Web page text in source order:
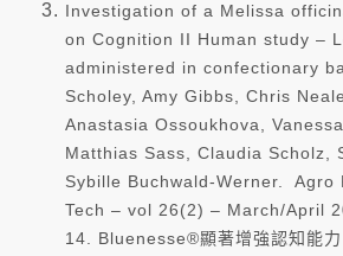
Investigation of a Melissa
on Cognition II Human study –
administered in confectionary
Scholey, Amy Gibbs, Chris
Anastasia Ossoukhova,
Matthias Sass, Claudia Scholz,
Sybille Buchwald-Werner. Agro
Tech – vol 26(2) – March/April
14. Bluenesse®顯著增強認知能